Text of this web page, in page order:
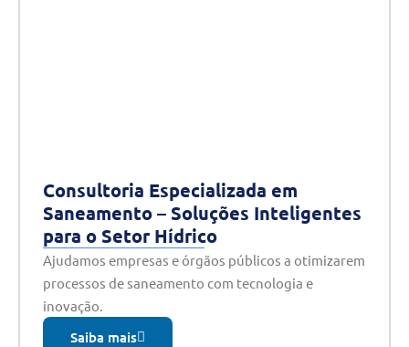
Consultoria Especializada em
Saneamento – Soluções Inteligentes
para o Setor Hídrico
Ajudamos empresas e órgãos públicos a otimizarem
processos de saneamento com tecnologia e
inovação.
Saiba mais